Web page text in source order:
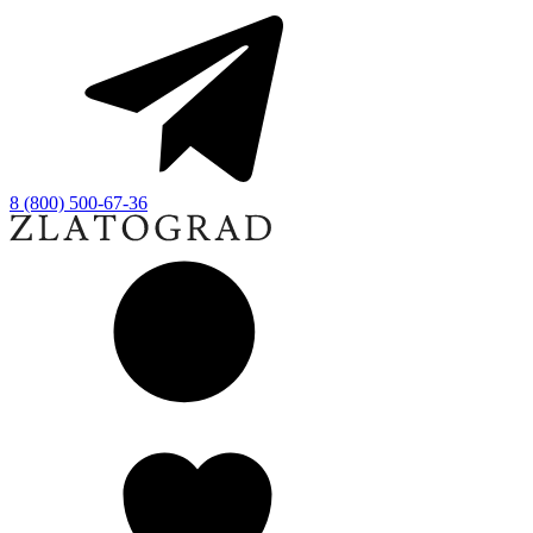
8 (800) 500-67-36